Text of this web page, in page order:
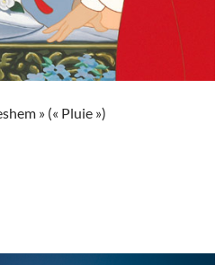
» (« Pluie »)